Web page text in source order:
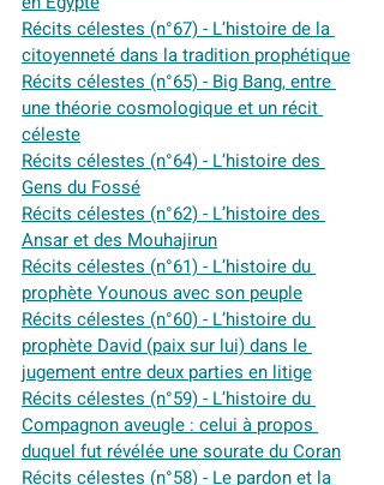
Récits célestes (n°67) - L’histoire de la
citoyenneté dans la tradition prophétique
Récits célestes (n°65) - Big Bang, entre
une théorie cosmologique et un récit
céleste
Récits célestes (n°64) - L’histoire des
Gens du Fossé
Récits célestes (n°62) - L’histoire des
Ansar et des Mouhajirun
Récits célestes (n°61) - L’histoire du
prophète Younous avec son peuple
Récits célestes (n°60) - L’histoire du
prophète David (paix sur lui) dans le
jugement entre deux parties en litige
Récits célestes (n°59) - L’histoire du
Compagnon aveugle : celui à propos
duquel fut révélée une sourate du Coran
Récits célestes (n°58) - Le pardon et la